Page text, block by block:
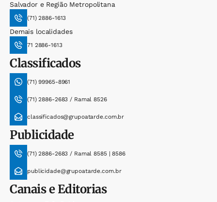
Salvador e Região Metropolitana
(71) 2886-1613
Demais localidades
71 2886-1613
Classificados
(71) 99965-8961
(71) 2886-2683 / Ramal 8526
classificados@grupoatarde.com.br
Publicidade
(71) 2886-2683 / Ramal 8585 | 8586
publicidade@grupoatarde.com.br
Canais e Editorias